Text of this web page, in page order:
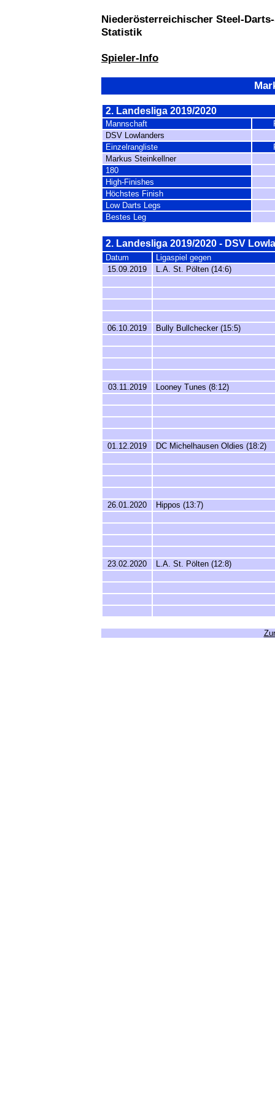
Niederösterreichischer Steel-
Statistik
Spieler-Info
2. Landesliga 2019/2020
Mannschaft
DSV Lowlanders
Einzelrangliste
Markus Steinkellner
180
High-Finishes
Höchstes Finish
Low Darts Legs
Bestes Leg
2. Landesliga 2019/2020 - DSV
Datum
Ligaspiel gegen
15.09.2019
L.A. St. Pölten (14:6)
06.10.2019 Bully Bullchecker (15:5)
03.11.2019 Looney Tunes (8:12)
01.12.2019 DC Michelhausen Oldies (18:2)
26.01.2020 Hippos (13:7)
23.02.2020 L.A. St. Pölten (12:8)